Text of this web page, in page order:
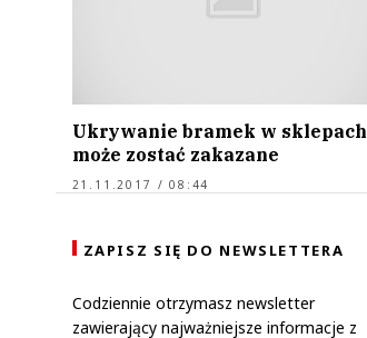
Ukrywanie bramek w sklepach
może zostać zakazane
21.11.2017 / 08:44
ZAPISZ SIĘ DO NEWSLETTERA
Codziennie otrzymasz newsletter
zawierający najważniejsze informacje z